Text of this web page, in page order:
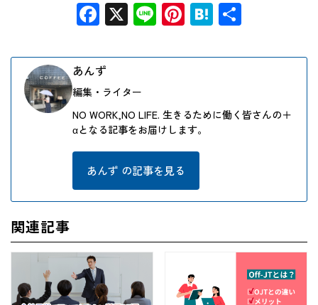
Facebook
X LinePinterest
Hatena
あんず
編集・ライター
NO WORK,NO LIFE. 生きるために働く皆さんの＋
αとなる記事をお届けします。
あんず の記事を見る
関連記事